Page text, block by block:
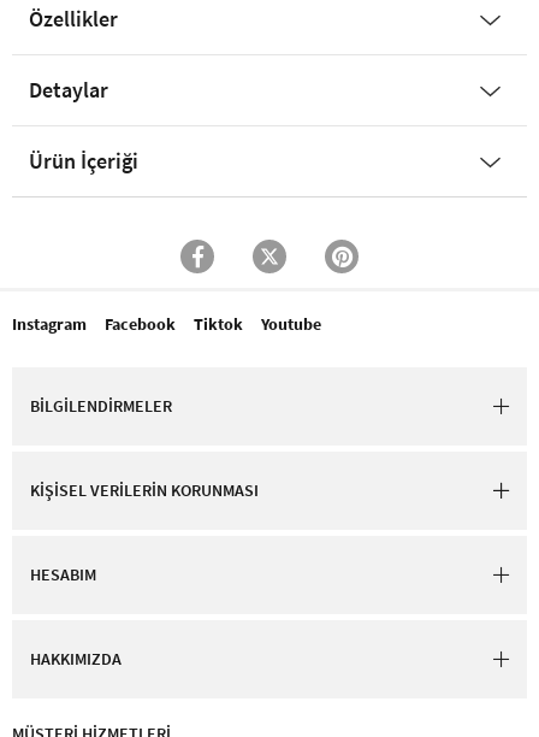
Özellikler
Detaylar
Ürün İçeriği
Instagram Facebook Tiktok Youtube
BİLGİLENDİRMELER
KİŞİSEL VERİLERİN KORUNMASI
HESABIM
HAKKIMIZDA